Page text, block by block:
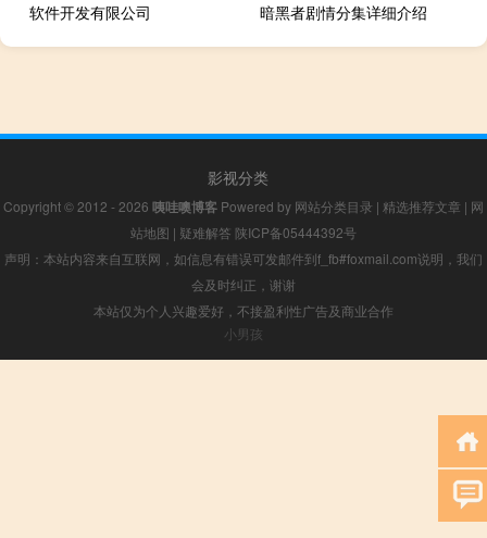
软件开发有限公司
暗黑者剧情分集详细介绍
影视分类
Copyright © 2012 - 2026 咦哇噢博客 Powered by 网站分类目录 | 精选推荐文章 | 网
站地图 | 疑难解答 陕ICP备05444392号
声明：本站内容来自互联网，如信息有错误可发邮件到f_fb#foxmail.com说明，我们
会及时纠正，谢谢
本站仅为个人兴趣爱好，不接盈利性广告及商业合作
小男孩